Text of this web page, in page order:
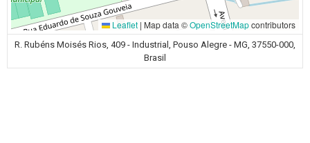
Leaflet | Map data ©OpenStreetMapcontributors
R. Rubéns Moisés Rios, 409 - Industrial, Pouso Alegre - MG, 37550-000,
Brasil